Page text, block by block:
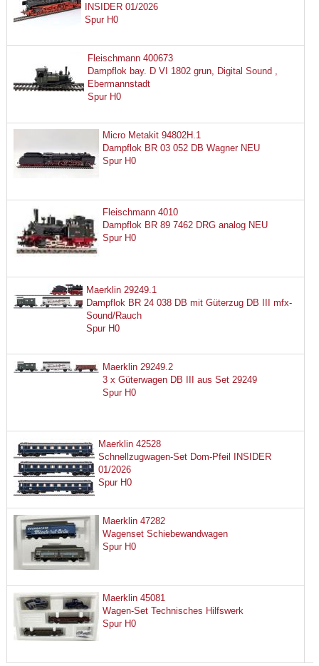
INSIDER 01/2026
Spur H0
Fleischmann 400673
Dampflok bay. D VI 1802 grun, Digital Sound ,
Ebermannstadt
Spur H0
Micro Metakit 94802H.1
Dampflok BR 03 052 DB Wagner NEU
Spur H0
Fleischmann 4010
Dampflok BR 89 7462 DRG analog NEU
Spur H0
Maerklin 29249.1
Dampflok BR 24 038 DB mit Güterzug DB III mfx-
Sound/Rauch
Spur H0
Maerklin 29249.2
3 x Güterwagen DB III aus Set 29249
Spur H0
Maerklin 42528
Schnellzugwagen-Set Dom-Pfeil INSIDER
01/2026
Spur H0
Maerklin 47282
Wagenset Schiebewandwagen
Spur H0
Maerklin 45081
Wagen-Set Technisches Hilfswerk
Spur H0